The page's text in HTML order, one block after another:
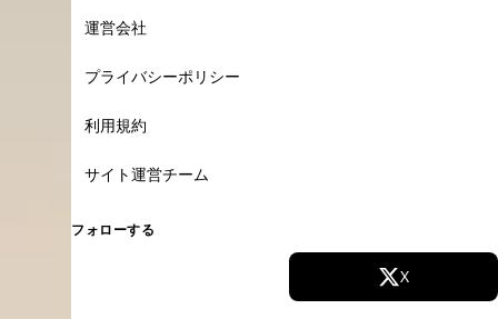
運営会社
プライバシーポリシー
利用規約
サイト運営チーム
フォローする
X